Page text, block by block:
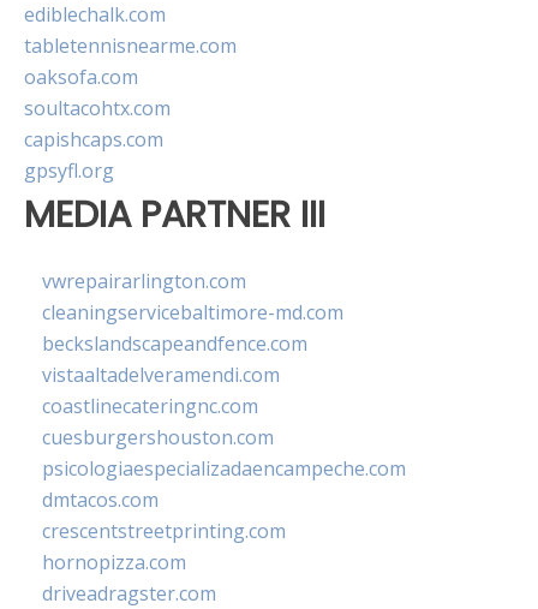
ediblechalk.com
tabletennisnearme.com
oaksofa.com
soultacohtx.com
capishcaps.com
gpsyfl.org
MEDIA PARTNER III
vwrepairarlington.com
cleaningservicebaltimore-md.com
beckslandscapeandfence.com
vistaaltadelveramendi.com
coastlinecateringnc.com
cuesburgershouston.com
psicologiaespecializadaencampeche.com
dmtacos.com
crescentstreetprinting.com
hornopizza.com
driveadragster.com